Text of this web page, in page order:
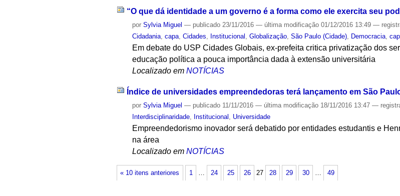
“O que dá identidade a um governo é a forma como ele exercita seu
porSylvia Miguel — publicado 23/11/2016— última modificação 01/12/2016 13:49—
Cidadania ,capa ,Cidades Institucional ,Globalização ,São Paulo (Cidade) Democracia ,
Em debate do USP Cidades Globais, ex-prefeita critica privatização dos
educação política a pouca importância dada à extensão universitária
Localizado em NOTÍCIAS
Índice de universidades empreendedoras terá lançamento em São
porSylvia Miguel — publicado 11/11/2016— última modificação 18/11/2016 13:47—
Interdisciplinaridade, Institucional , Universidade
Empreendedorismo inovador será debatido por entidades estudantis e
na área
Localizado em NOTÍCIAS
« 10 itens anteriores 1 24 25 26 27 28 29 30 49